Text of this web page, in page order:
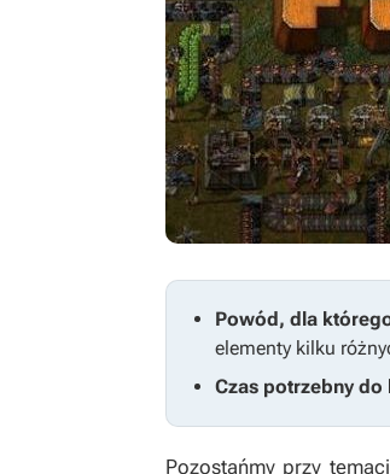
Powód, dla
elementy kilku
Czas potrzebny
Pozostańmy przy